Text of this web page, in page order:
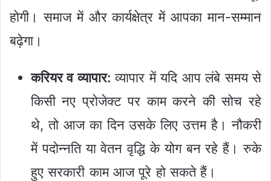
होगी। समाज में और कार्यक्षेत्र में आपका मान-सम्मान
बढ़ेगा।
करियर व व्यापार: व्यापार में यदि आप लंबे समय से
किसी नए प्रोजेक्ट पर काम करने की सोच रहे
थे, तो आज का दिन उसके लिए उत्तम है। नौकरी
में पदोन्नति या वेतन वृद्धि के योग बन रहे हैं। रुके
हुए सरकारी काम आज पूरे हो सकते हैं।